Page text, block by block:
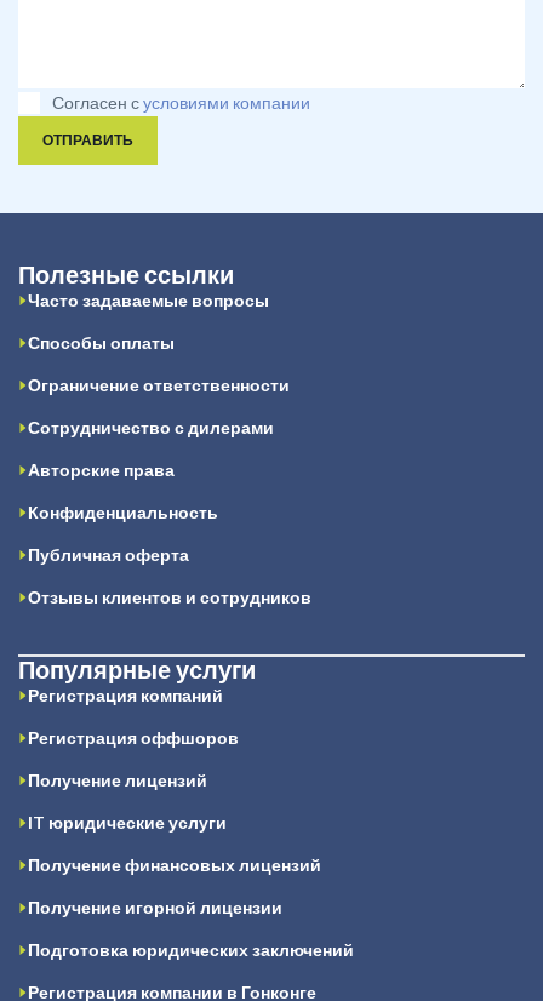
Согласен сусловиями компании
ОТПРАВИТЬ
Полезные ссылки
Часто задаваемые вопросы
Способы оплаты
Ограничение ответственности
Сотрудничество с дилерами
Авторские права
Конфиденциальность
Публичная оферта
Отзывы клиентов и сотрудников
Популярные услуги
Регистрация компаний
Регистрация оффшоров
Получение лицензий
IT юридические услуги
Получение финансовых лицензий
Получение игорной лицензии
Подготовка юридических заключений
Регистрация компании в Гонконге